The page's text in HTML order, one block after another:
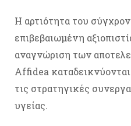
Η αρτιότητα του
επιβεβαιωμένη
αναγνώριση των
Affidea καταδεικνύονται
τις στρατηγικές
υγείας.